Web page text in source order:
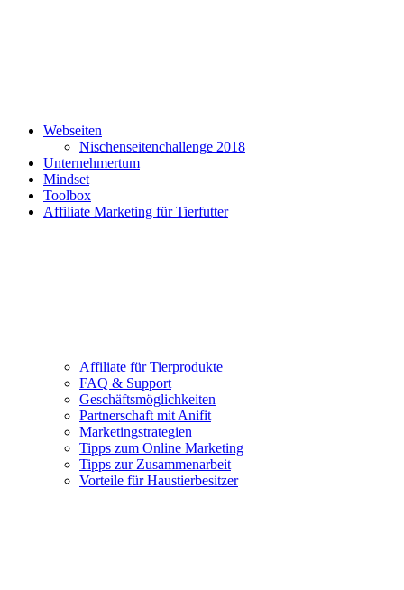
Webseiten
Nischenseitenchallenge 2018
Unternehmertum
Mindset
Toolbox
Affiliate Marketing für Tierfutter
Affiliate für Tierprodukte
FAQ & Support
Geschäftsmöglichkeiten
Partnerschaft mit Anifit
Marketingstrategien
Tipps zum Online Marketing
Tipps zur Zusammenarbeit
Vorteile für Haustierbesitzer